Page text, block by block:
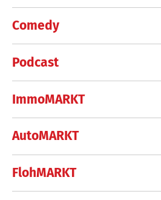
Comedy
Podcast
ImmoMARKT
AutoMARKT
FlohMARKT